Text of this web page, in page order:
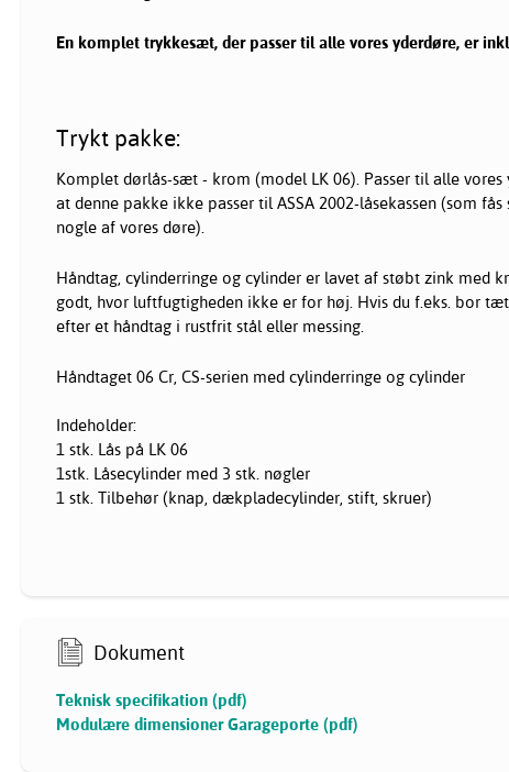
En komplet trykkesæt, der passer til alle vores yderdøre, er
Trykt pakke:
Komplet dørlås-sæt - krom (model LK 06). Passer til alle
at denne pakke ikke passer til ASSA 2002-låsekassen (som
nogle af vores døre).
Håndtag, cylinderringe og cylinder er lavet af støbt zink med
godt, hvor luftfugtigheden ikke er for høj. Hvis du f.eks. bor
efter et håndtag i rustfrit stål eller messing.
Håndtaget 06 Cr, CS-serien med cylinderringe og cylinder
Indeholder:
1 stk. Lås på LK 06
1stk. Låsecylinder med 3 stk. nøgler
1 stk. Tilbehør (knap, dækpladecylinder, stift, skruer)
Dokument
Teknisk specifikation (pdf)
Modulære dimensioner Garageporte (pdf)